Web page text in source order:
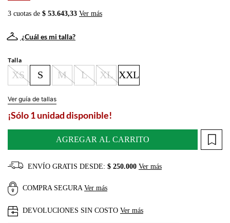
3 cuotas de $ 53.643,33 Ver más
¿Cuál es mi talla?
Talla
XS S M L XL XXL
Ver guía de tallas
¡Sólo 1 unidad disponible!
AGREGAR AL CARRITO
ENVÍO GRATIS DESDE: $ 250.000 Ver más
COMPRA SEGURA Ver más
DEVOLUCIONES SIN COSTO Ver más